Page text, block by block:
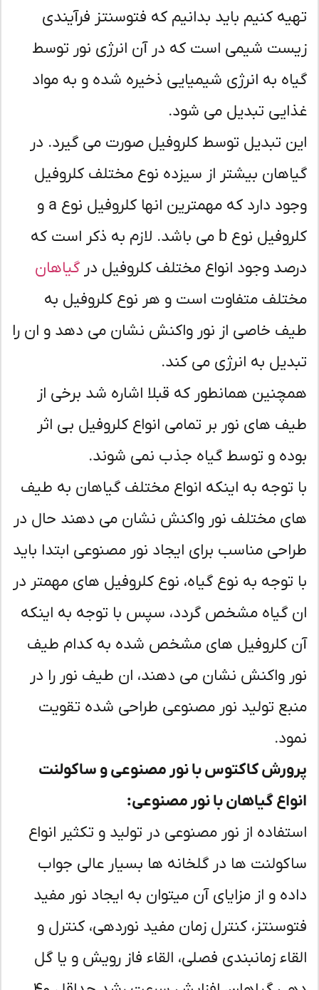
کنیم باید بدانیم که فتوسنتز فرآیندی
شیمی است که در آن انرژی نور توسط
به انرژی شیمیایی ذخیره شده و به مواد
تبدیل می شود.
تبدیل توسط کلروفیل صورت می گیرد. در
بیشتر از سیزده نوع مختلف کلروفیل
وجود دارد که مهمترین انها کلروفیل نوع a و
کلروفیل نوع b می باشد. لازم به ذکر است که
وجود انواع مختلف کلروفیل درگیاهان
متفاوت است و هر نوع کلروفیل به
خاصی از نور واکنش نشان می دهد و ان را
به انرژی می کند.
همانطور که قبلا اشاره شد برخی از
های نور بر تمامی انواع کلروفیل بی اثر
و توسط گیاه جذب نمی شوند.
توجه به اینکه انواع مختلف گیاهان به طیف
مختلف نور واکنش نشان می دهند حال در
مناسب برای ایجاد نور مصنوعی ابتدا باید
توجه به نوع گیاه، نوع کلروفیل های مهمتر در
گیاه مشخص گردد، سپس با توجه به اینکه
کلروفیل های مشخص شده به کدام طیف
واکنش نشان می دهند، ان طیف نور را در
تولید نور مصنوعی طراحی شده تقویت
کاکتوس با نور مصنوعی و ساکولنت
گیاهان با نور مصنوعی:
از نور مصنوعی در تولید و تکثیر انواع
ها در گلخانه ها بسیار عالی جواب
و از مزایای آن میتوان به ایجاد نور مفید
کنترل زمان مفید نوردهی، کنترل و
زمانبندی فصلی، القاء فاز رویش و یا گل